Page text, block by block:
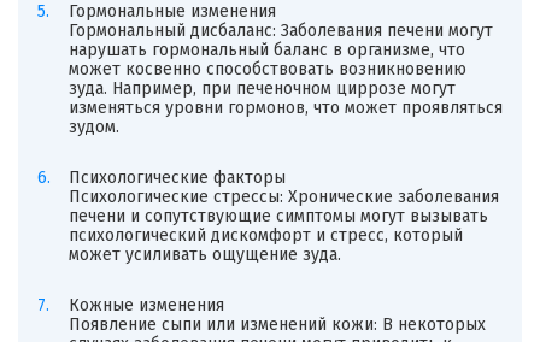
Гормональные изменения
Гормональный дисбаланс: Заболевания печени могут
нарушать гормональный баланс в организме, что
может косвенно способствовать возникновению
зуда. Например, при печеночном циррозе могут
изменяться уровни гормонов, что может проявляться
зудом.
Психологические факторы
Психологические стрессы: Хронические заболевания
печени и сопутствующие симптомы могут вызывать
психологический дискомфорт и стресс, который
может усиливать ощущение зуда.
Кожные изменения
Появление сыпи или изменений кожи: В некоторых